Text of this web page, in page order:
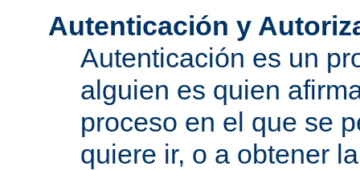
Autenticación y
Autenticación es un
alguien es quien
proceso en el que se
quiere ir, o a obtener